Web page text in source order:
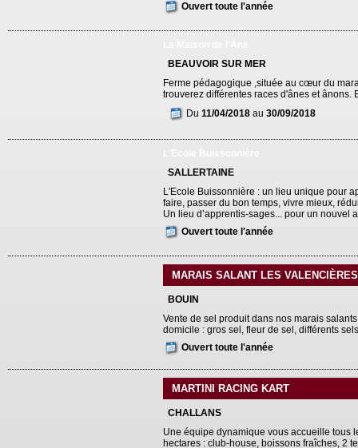
Ouvert toute l'année
BEAUVOIR SUR MER
Ferme pédagogique ,située au cœur du
trouverez différentes races d'ânes et
Du 11/04/2018 au 30/09/2018
SALLERTAINE
L'Ecole Buissonnière : un lieu unique pour
faire, passer du bon temps, vivre mieux,
Un lieu d’apprentis-sages... pour un nouvel
Ouvert toute l'année
MARAIS SALANT LES VALENCIÈRES
BOUIN
Vente de sel produit dans nos marais
domicile : gros sel, fleur de sel, différents
Ouvert toute l'année
MARTINI RACING KART
CHALLANS
Une équipe dynamique vous accueille tous
hectares : club-house, boissons fraîches, 2